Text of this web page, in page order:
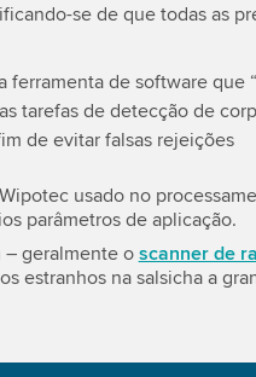
se de que todas as
ferramenta de software que
tarefas de detecção de
de evitar falsas rejeições
usado no
parâmetros de aplicação.
– geralmente o scanner de
estranhos na salsicha a